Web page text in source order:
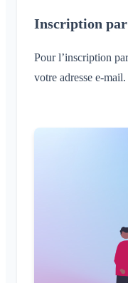
Inscription
Pour l’inscription
votre adresse e-mail.